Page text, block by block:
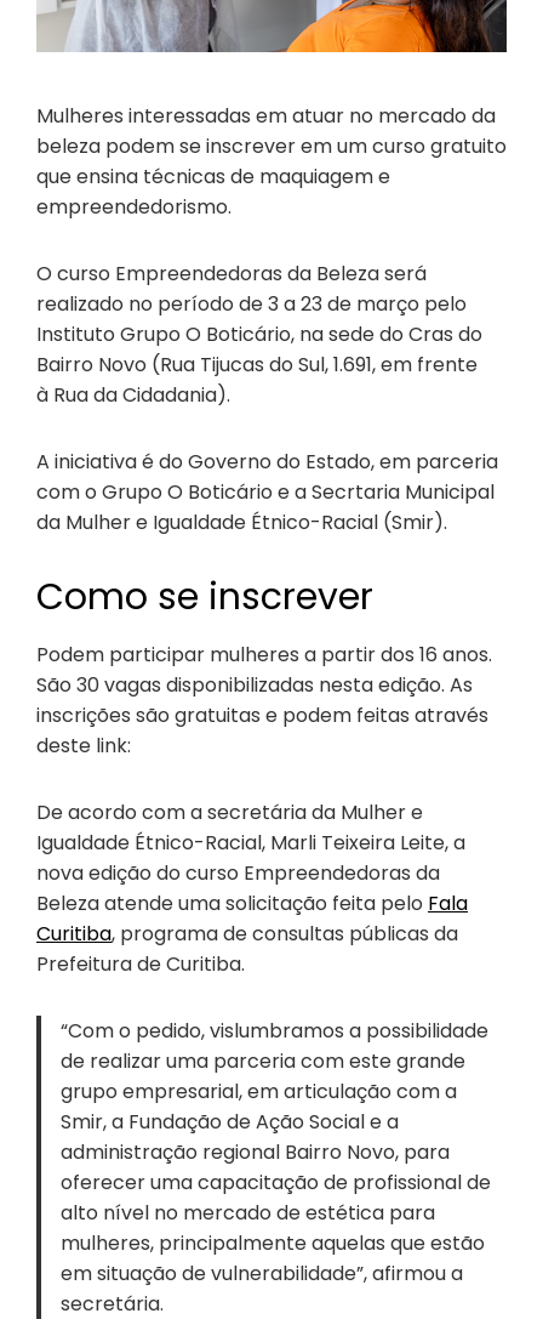
Mulheres interessadas em atuar no mercado da
beleza podem se inscrever em um curso gratuito
que ensina técnicas de maquiagem e
empreendedorismo.
O curso Empreendedoras da Beleza será
realizado no período de 3 a 23 de março pelo
Instituto Grupo O Boticário, na sede do Cras do
Bairro Novo (Rua Tijucas do Sul, 1.691, em frente
à Rua da Cidadania).
A iniciativa é do Governo do Estado, em parceria
com o Grupo O Boticário e a Secrtaria Municipal
da Mulher e Igualdade Étnico-Racial (Smir).
Como se inscrever
Podem participar mulheres a partir dos 16 anos.
São 30 vagas disponibilizadas nesta edição. As
inscrições são gratuitas e podem feitas através
deste link:
De acordo com a secretária da Mulher e
Igualdade Étnico-Racial, Marli Teixeira Leite, a
nova edição do curso Empreendedoras da
Beleza atende uma solicitação feita pelo Fala
Curitiba, programa de consultas públicas da
Prefeitura de Curitiba.
“Com o pedido, vislumbramos a possibilidade
de realizar uma parceria com este grande
grupo empresarial, em articulação com a
Smir, a Fundação de Ação Social e a
administração regional Bairro Novo, para
oferecer uma capacitação de profissional de
alto nível no mercado de estética para
mulheres, principalmente aquelas que estão
em situação de vulnerabilidade”, afirmou a
secretária.